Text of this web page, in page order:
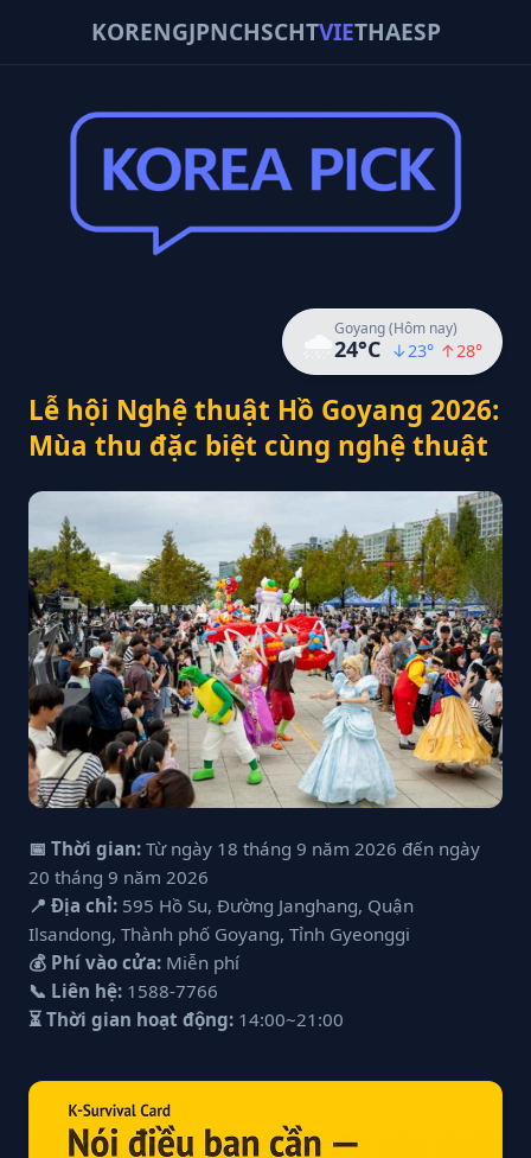
KORENGJPNCHSCHTVIETHAESP
Goyang (Hôm nay)
24°C ↓23° ↑28°
Lễ hội Nghệ thuật Hồ Goyang 2026:
Mùa thu đặc biệt cùng nghệ thuật
📅 Thời gian: Từ ngày 18 tháng 9 năm 2026 đến ngày
20 tháng 9 năm 2026
📍 Địa chỉ: 595 Hồ Su, Đường Janghang, Quận
Ilsandong, Thành phố Goyang, Tỉnh Gyeonggi
💰 Phí vào cửa: Miễn phí
📞 Liên hệ: 1588-7766
⏳ Thời gian hoạt động: 14:00~21:00